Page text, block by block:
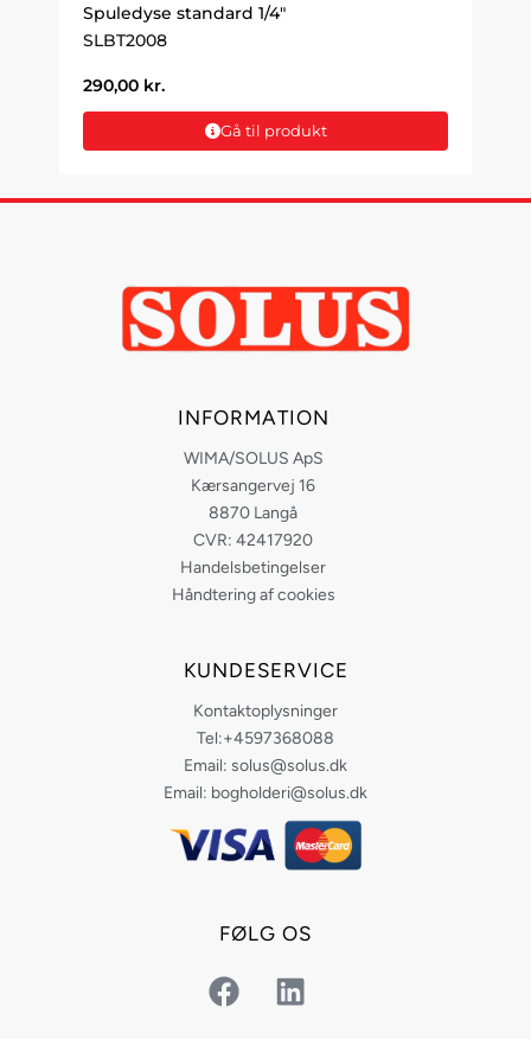
Spuledyse standard 1/4"
SLBT2008
290,00 kr.
Gå til produkt
INFORMATION
WIMA/SOLUS ApS
Kærsangervej 16
8870 Langå
CVR: 42417920
Handelsbetingelser
Håndtering af cookies
KUNDESERVICE
Kontaktoplysninger
Tel:+4597368088
Email: solus@solus.dk
Email: bogholderi@solus.dk
FØLG OS
F
a
L
i